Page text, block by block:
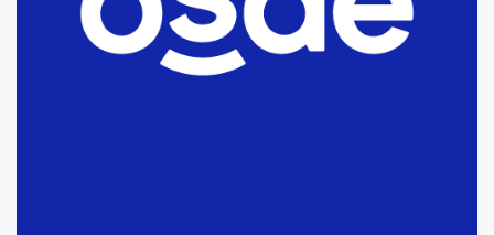
T.Lauquen: se vendió el edificio de
lo que fue la planta Industrial del